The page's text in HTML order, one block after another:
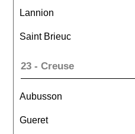
Lannion
Saint Brieuc
23 - Creuse
Aubusson
Gueret